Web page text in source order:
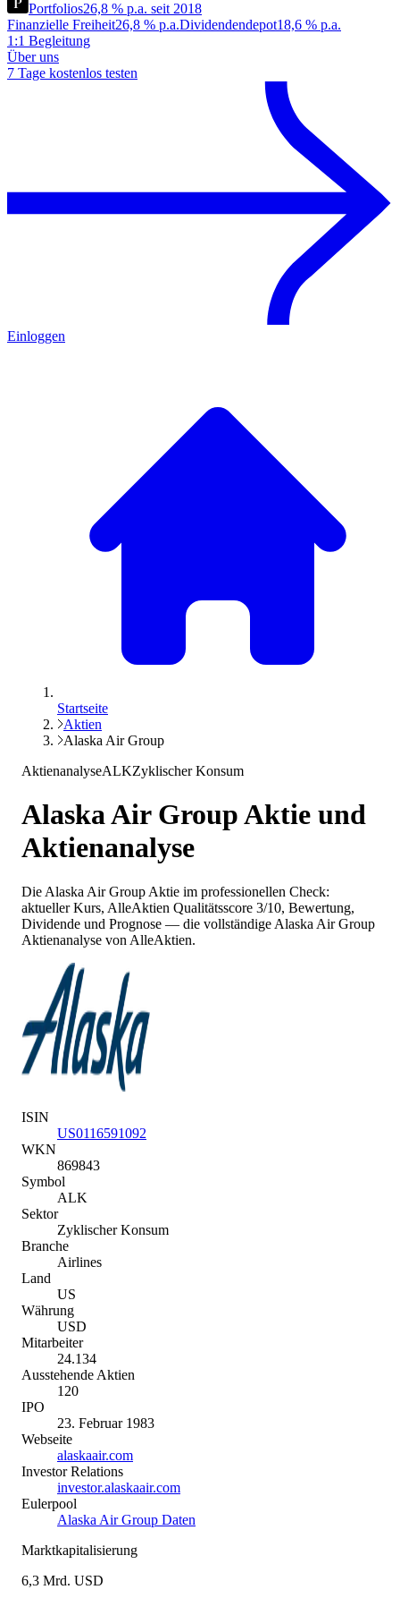
Portfolios26,8 % p.a. seit 2018
Finanzielle Freiheit26,8 % p.a.Dividendendepot18,6 % p.a.
1:1 Begleitung
Über uns
7 Tage kostenlos testen
Einloggen
Startseite
Aktien
Alaska Air Group
AktienanalyseALKZyklischer Konsum
Alaska Air GroupAktie und
Aktienanalyse
Die Alaska Air Group Aktie im professionellen Check:
aktueller Kurs, AlleAktien Qualitätsscore 3/10, Bewertung,
Dividende und Prognose — die vollständige Alaska Air Group
Aktienanalyse von AlleAktien.
ISIN
US0116591092
WKN
869843
Symbol
ALK
Sektor
Zyklischer Konsum
Branche
Airlines
Land
US
Währung
USD
Mitarbeiter
24.134
Ausstehende Aktien
120
IPO
23. Februar 1983
Webseite
alaskaair.com
Investor Relations
investor.alaskaair.com
Eulerpool
Alaska Air Group Daten
Marktkapitalisierung
6,3 Mrd. USD